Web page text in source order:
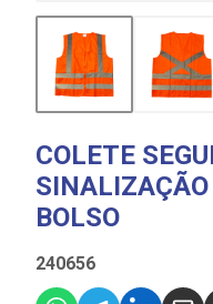
COLETE
BOLSO
240656